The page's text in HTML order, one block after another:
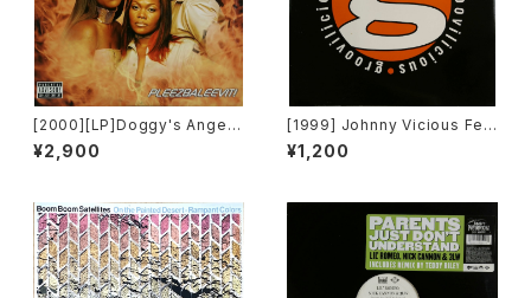
[2000][LP]Doggy's Angels
– Pleezbaleevit! [TVT Rec
ords][2枚組]
¥2,900
[1999] Johnny Vicious Fea
t. Dangerous Dave – Sanct
uary [Groovilicious]
¥1,200